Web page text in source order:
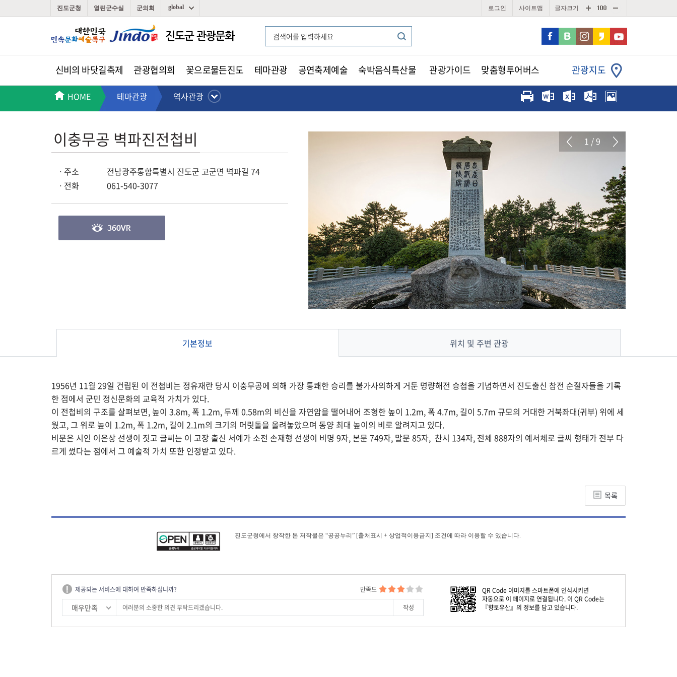
진도군청 열린군수실 군의회 global 로그인 사이트맵 글자크기
신비의 바닷길축제 관광협의회 꽃으로물든진도 테마관광 공연축제예술 숙박음식특산물 관광가이드 맞춤형투어버스 관광지도
HOME 테마관광 역사관광
이충무공 벽파진전첩비
ㆍ주소
전남광주통합특별시 진도군 고군면 벽파길 74
ㆍ전화
061-540-3077
1 / 9
기본정보 위치 및 주변 관광
1956년 11월 29일 건립된 이 전첩비는 정유재란 당시 이충무공에 의해 가장 통쾌한 승리를 불가사의하게 거둔 명량해전 승첩을 기념하면서 진도출신 참전 순절자들을 기록
한 점에서 군민 정신문화의 교육적 가치가 있다.
이 전첩비의 구조를 살펴보면, 높이 3.8m, 폭 1.2m, 두께 0.58m의 비신을 자연암을 떨어내어 조형한 높이 1.2m, 폭 4.7m, 길이 5.7m 규모의 거대한 거북좌대(귀부) 위에 세
웠고, 그 위로 높이 1.2m, 폭 1.2m, 길이 2.1m의 크기의 머릿돌을 올려놓았으며 동양 최대 높이의 비로 알려지고 있다.
비문은 시인 이은상 선생이 짓고 글씨는 이 고장 출신 서예가 소전 손재형 선생이 비명 9자, 본문 749자, 말문 85자, 찬시 134자, 전체 888자의 예서체로 글씨 형태가 전부 다
르게 썼다는 점에서 그 예술적 가치 또한 인정받고 있다.
목록
진도군청에서 창작한 본 저작물은 “공공누리” [출처표시 + 상업적이용금지] 조건에 따라 이용할 수 있습니다.
제공되는 서비스에 대하여 만족하십니까? 만족도
매우만족
QR Code 이미지를 스마트폰에 인식시키면
자동으로 이 페이지로 연결됩니다. 이 QR Code는
『향토유산』의 정보를 담고 있습니다.